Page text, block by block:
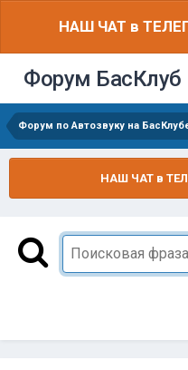
НАШ ЧАТ в
Форум БасКлуб
Форум по Автозвуку на
НАШ ЧАТ в